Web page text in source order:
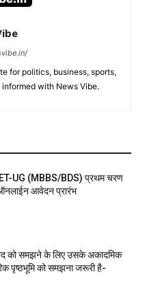
for politics, business, sports,
with News Vibe.
UG (MBBS/BDS) प्रथम चरण
आवेदन प्रारंभ
को समझने के लिए उसके अकादमिक
पृष्ठभूमि को समझना जरूरी है-